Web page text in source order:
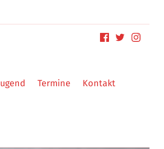
Termine Kontakt